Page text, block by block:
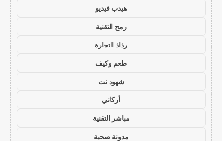
هيدب فيديو
رمح التقنية
رذاذ التجارة
طعم وكيف
شهود نت
أركاني
مباشر التقنية
مدونة صحبة